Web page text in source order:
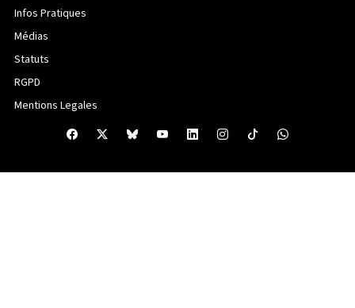
Infos Pratiques
Médias
Statuts
RGPD
Mentions Legales